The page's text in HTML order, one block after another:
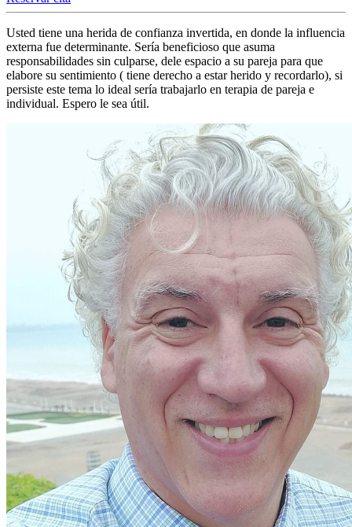
Usted tiene una herida de confianza invertida, en donde la influencia
externa fue determinante. Sería beneficioso que asuma
responsabilidades sin culparse, dele espacio a su pareja para que
elabore su sentimiento ( tiene derecho a estar herido y recordarlo), si
persiste este tema lo ideal sería trabajarlo en terapia de pareja e
individual. Espero le sea útil.